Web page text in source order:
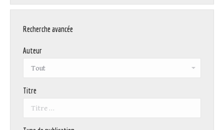
Recherche avancée
Auteur
Titre